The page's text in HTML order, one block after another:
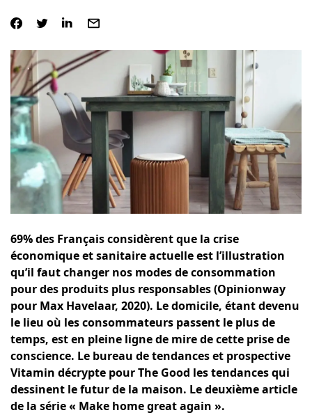
69% des Français considèrent que la crise
économique et sanitaire actuelle est l’illustration
qu’il faut changer nos modes de consommation
pour des produits plus responsables (Opinionway
pour Max Havelaar, 2020). Le domicile, étant devenu
le lieu où les consommateurs passent le plus de
temps, est en pleine ligne de mire de cette prise de
conscience. Le bureau de tendances et prospective
Vitamin décrypte pour The Good les tendances qui
dessinent le futur de la maison. Le deuxième article
de la série « Make home great again ».